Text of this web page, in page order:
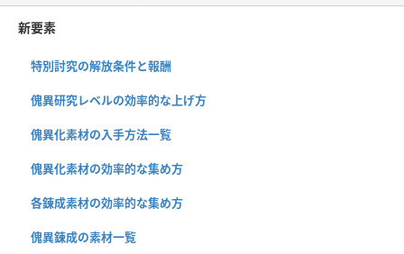
新要素
特別討究の解放条件と報酬
傀異研究レベルの効率的な上げ方
傀異化素材の入手方法一覧
傀異化素材の効率的な集め方
各錬成素材の効率的な集め方
傀異錬成の素材一覧